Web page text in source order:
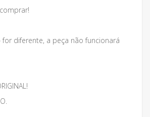
for diferente, a peça não funcionará